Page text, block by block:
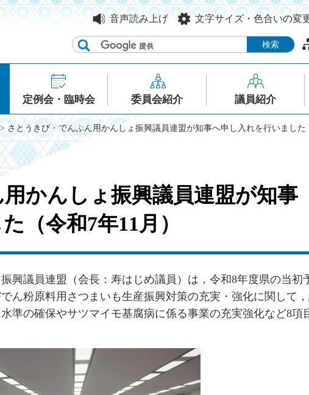
音声読み上げ 文字サイズ・色合いの変
定例会・臨時会 委員会紹介 議員紹介
さとうきび・でんぷん用かんしょ振興議員連盟が知事へ申し入れを行いました
かんしょ振興議員連盟が知事
（令和7年11月）
興議員連盟（会長：寿はじめ議員）は，令和8年度県の当初
ん粉原料用さつまいも生産振興対策の充実・強化に関して
準の確保やサツマイモ基腐病に係る事業の充実強化など8項